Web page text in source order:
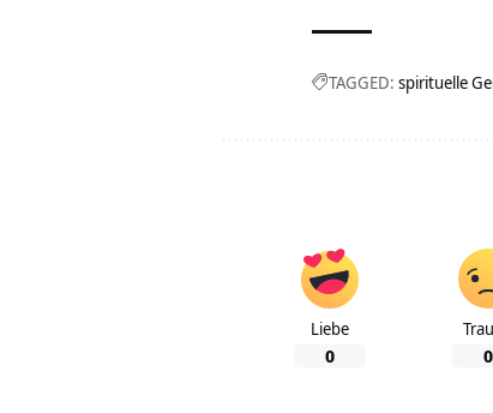
TAGGED: spirituelle
Liebe
0 0